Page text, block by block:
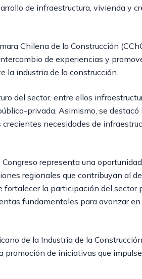
de infraestructura, vivienda y
Chilena de la Construcción
de experiencias y
la industria de la construcción.
del sector, entre ellos
privada. Asimismo, se destacó
necesidades de
representa una
regionales que contribuyan al
fortalecer la participación del sector
fundamentales para avanzar
de la Industria de la
de iniciativas que